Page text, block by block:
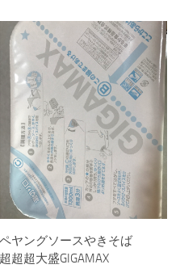
ペヤングソースやきそば
超超超大盛GIGAMAX